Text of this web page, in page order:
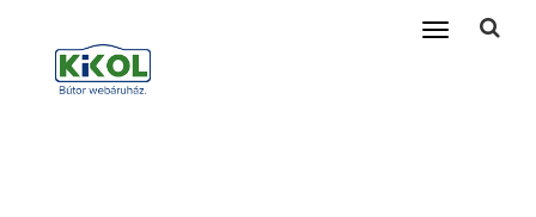
Toggle